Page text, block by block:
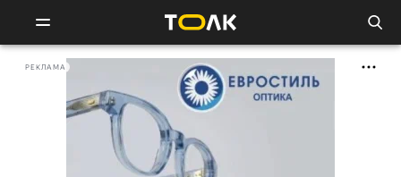
РЕКЛАМА